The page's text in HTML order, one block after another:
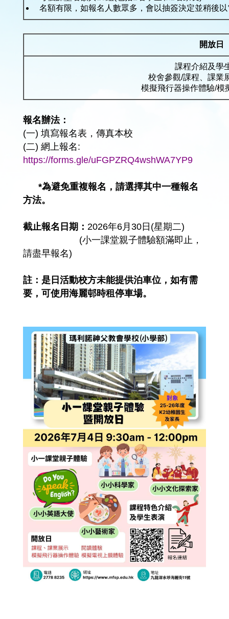
名額有限，如報名人數眾多，會以抽簽決定並稍後
開放日
課程介紹及學
校舍參觀/課程、課業
模擬飛行器操作體驗/模
報名辦法：
(一) 填寫報名表，傳真本校
(二) 網上報名:
https://forms.gle/uFGPZRQ4wshWA7YP9
*為避免重複報名，請選擇其中一種報名
方法。
截止報名日期：2026年6月30日(星期二)
(小一課堂親子體驗額滿即止，
請盡早報名)
註：是日活動校方未能提供泊車位，如有需
要，可使用海麗邨時租停車場。